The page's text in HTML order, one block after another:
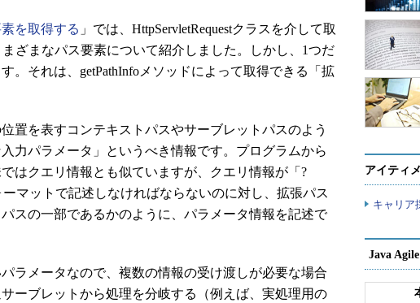
Test & Tools
Insider.NET
ブログ
を取得する 」では、HttpServletRequestクラスを介して取
ざまなパス要素について紹介しました。しかし、1つだ
。それは、getPathInfoメソッドによって取得できる「拡
置を表すコンテキストパスやサーブレットパスのよう
力パラメータ」というべき情報です。プログラムから
はクエリ情報とも似ていますが、クエリ情報が「?
マットで記述しなければならないのに対し、拡張パス
スの一部であるかのように、パラメータ情報を記述で
ラメータなので、複数の情報の受け渡しが必要な場合
ーブレットから処理を分岐する（例えば、実処理用の
アイティ
キャリア
Java